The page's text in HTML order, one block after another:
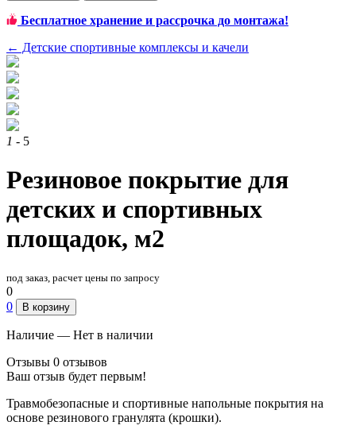
Бесплатное хранение и рассрочка до монтажа!
← Детские спортивные комплексы и качели
1 - 5
Резиновое покрытие для
детских и спортивных
площадок, м2
под заказ, расчет цены по запросу
0
0
В корзину
Наличие — Нет в наличии
Отзывы 0 отзывов
Ваш отзыв будет первым!
Травмобезопасные и спортивные напольные покрытия на
основе резинового гранулята (крошки).